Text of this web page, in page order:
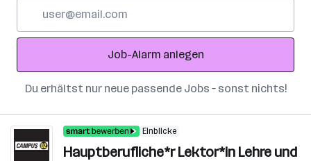
Adresse
Job-Alarm anlegen
Du erhältst nur neue passende Jobs – sonst nichts!
Einblicke
Hauptberufliche*r Lektor*in Lehre und